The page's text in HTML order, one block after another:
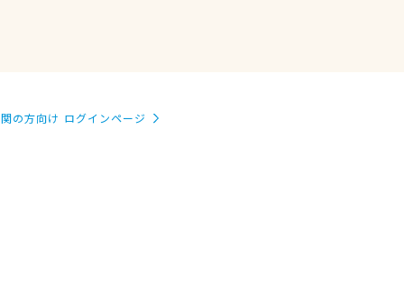
の方向け ログインページ